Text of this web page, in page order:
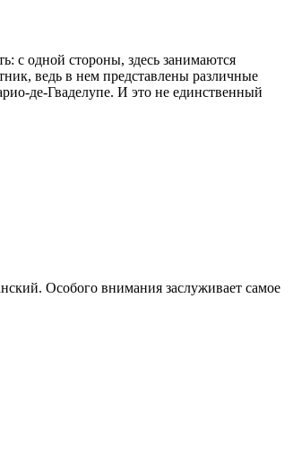
с одной стороны, здесь занимаются
ведь в нем представлены различные
де-Гваделупе. И это не единственный